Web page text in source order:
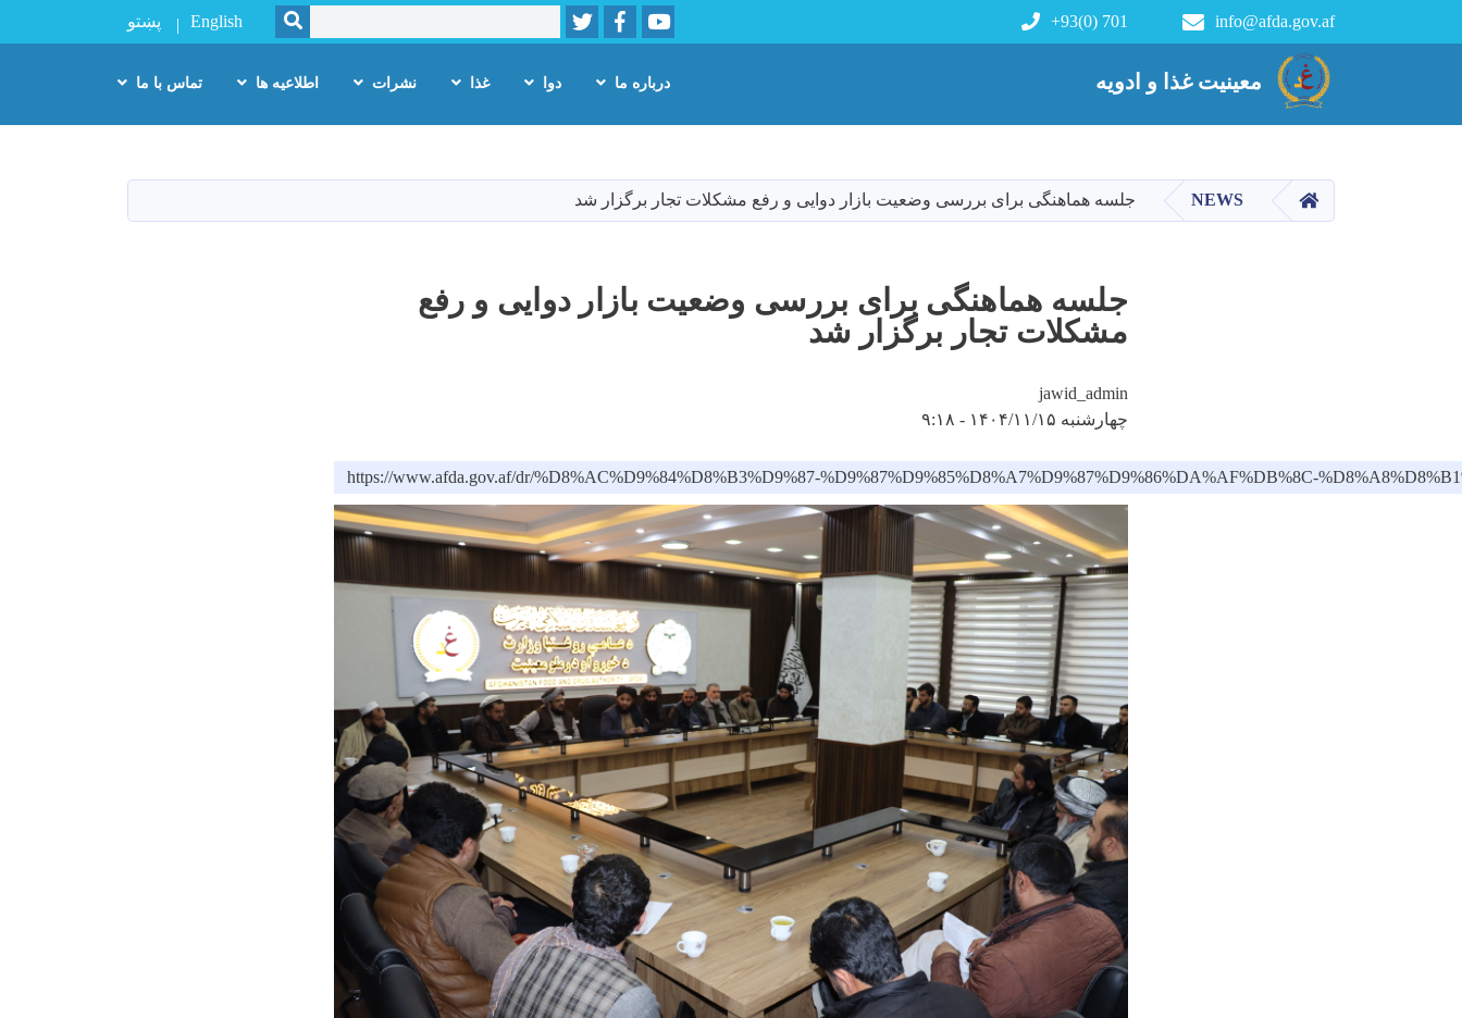
main
content
معینیت غذا و ادویه
info@afda.gov.af
+93(0) 701
Youtube
Facebook
Twitter
Search
SEARCH
English پښتو
رياست انسجام خدمات قبل از مارکيت
درباره ما دوا غذا نشرات اطلاعیه ها تماس با ما
صفحه اصلی
NEWS جلسه هماهنگی برای بررسی وضعیت بازار دوایی و رفع مشکلات تجار برگزار شد
جلسه هماهنگی برای بررسی وضعیت بازار دوایی و رفع
مشکلات تجار برگزار شد
jawid_admin
چهارشنبه ۱۴۰۴/۱۱/۱۵ - ۹:۱۸
https://www.afda.gov.af/dr/%D8%AC%D9%84%D8%B3%D9%87-%D9%87%D9%85%D8%A7%D9%87%D9%86%DA%AF%DB%8C-